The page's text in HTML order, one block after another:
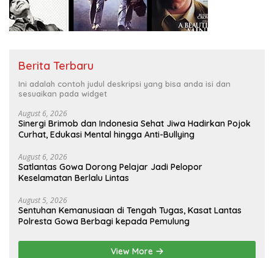
Berita Terbaru
Ini adalah contoh judul deskripsi yang bisa anda isi dan
sesuaikan pada widget
August 6, 2026
Sinergi Brimob dan Indonesia Sehat Jiwa Hadirkan Pojok
Curhat, Edukasi Mental hingga Anti-Bullying
August 6, 2026
Satlantas Gowa Dorong Pelajar Jadi Pelopor
Keselamatan Berlalu Lintas
August 5, 2026
Sentuhan Kemanusiaan di Tengah Tugas, Kasat Lantas
Polresta Gowa Berbagi kepada Pemulung
View More